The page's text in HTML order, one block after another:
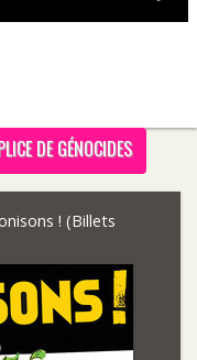
DE GÉNOCIDES
! (Billets